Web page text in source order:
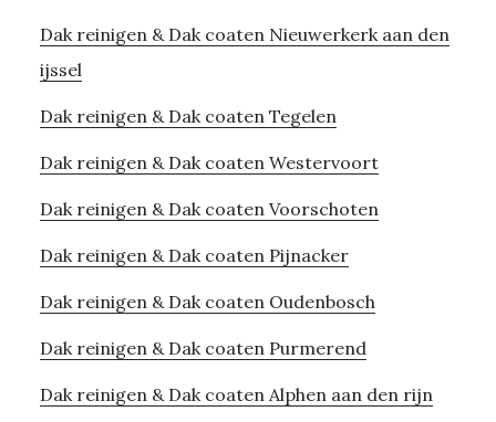
Dak reinigen & Dak coaten Nieuwerkerk aan den
ijssel
Dak reinigen & Dak coaten Tegelen
Dak reinigen & Dak coaten Westervoort
Dak reinigen & Dak coaten Voorschoten
Dak reinigen & Dak coaten Pijnacker
Dak reinigen & Dak coaten Oudenbosch
Dak reinigen & Dak coaten Purmerend
Dak reinigen & Dak coaten Alphen aan den rijn